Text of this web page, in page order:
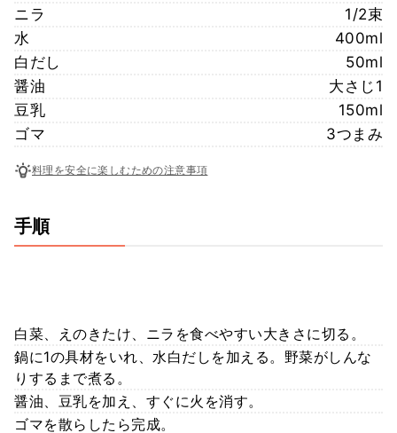
ニラ
1/2束
水
400ml
白だし
50ml
醤油
大さじ1
豆乳
150ml
ゴマ
3つまみ
料理を安全に楽しむための注意事項
手順
白菜、えのきたけ、ニラを食べやすい大きさに切る。
鍋に1の具材をいれ、水白だしを加える。野菜がしんな
りするまで煮る。
醤油、豆乳を加え、すぐに火を消す。
ゴマを散らしたら完成。